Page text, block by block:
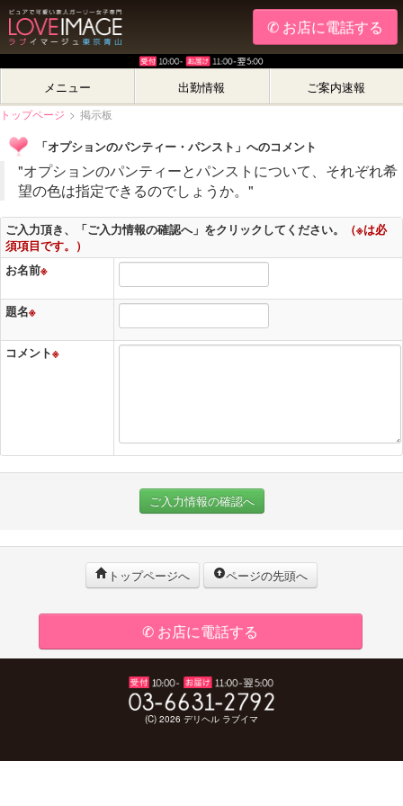
✆ お店に電話する
メニュー 出勤情報 ご案内速報
トップページ > 掲示板
「オプションのパンティー・パンスト」へのコメント
"オプションのパンティーとパンストについて、それぞれ希
望の色は指定できるのでしょうか。"
ご入力頂き、「ご入力情報の確認へ」をクリックしてください。
（※は必
須項目です。）
お名前※
題名※
コメント※
ご入力情報の確認へ
トップページへ ページの先頭へ
✆ お店に電話する
(C) 2026 デリヘル ラブイマ